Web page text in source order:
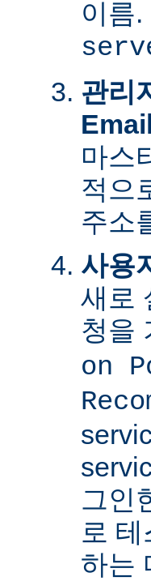
이름.
관리
마스
적으
주소
사용
새로
청을
on
그인
로
하는